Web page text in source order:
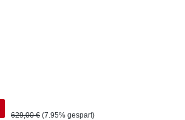
Regulärer Preis:
629,00 € (7.95% gespart)